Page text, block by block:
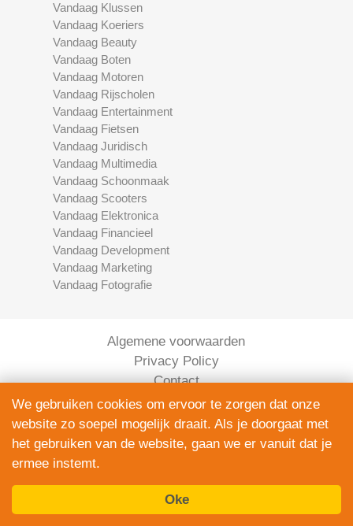
Vandaag Klussen
Vandaag Koeriers
Vandaag Beauty
Vandaag Boten
Vandaag Motoren
Vandaag Rijscholen
Vandaag Entertainment
Vandaag Fietsen
Vandaag Juridisch
Vandaag Multimedia
Vandaag Schoonmaak
Vandaag Scooters
Vandaag Elektronica
Vandaag Financieel
Vandaag Development
Vandaag Marketing
Vandaag Fotografie
Algemene voorwaarden
Privacy Policy
Contact
Bedrijven Inlog
We gebruiken cookies om ervoor te zorgen dat onze
website zo soepel mogelijk draait. Als je doorgaat met
het gebruiken van de website, gaan we er vanuit dat je
ermee instemt.
Oke